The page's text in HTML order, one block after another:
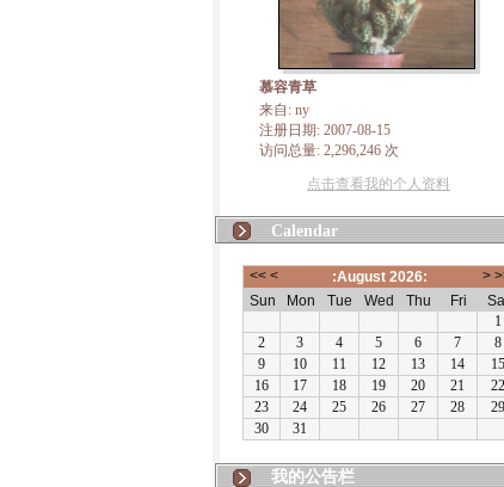
慕容青草
来自: ny
注册日期: 2007-08-15
访问总量: 2,296,246 次
点击查看我的个人资料
Calendar
我的公告栏